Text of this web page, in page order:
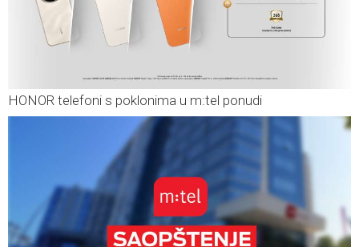
HONOR telefoni s poklonima u m:tel ponudi